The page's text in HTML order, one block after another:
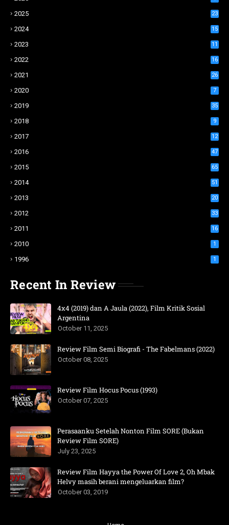
2025 23
2024 15
2023 11
2022 16
2021 26
2020 7
2019 35
2018 9
2017 12
2016 47
2015 65
2014 51
2013 20
2012 33
2011 16
2010 1
1996 1
Recent In Review
4x4 (2019) dan A Jaula (2022), Film Kritik Sosial
Argentina
October 11, 2025
Review Film Semi Biografi - The Fabelmans (2022)
October 08, 2025
Review Film Hocus Pocus (1993)
October 07, 2025
Perasaanku Setelah Nonton Film SORE (Bukan
Review Film SORE)
July 23, 2025
Review Film Hayya the Power Of Love 2, Oh Mbak
Helvy masih berani mengeluarkan film?
October 03, 2019